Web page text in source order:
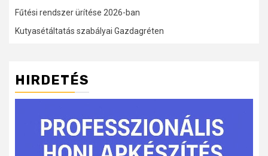
Fűtési rendszer ürítése 2026-ban
Kutyasétáltatás szabályai Gazdagréten
HIRDETÉS